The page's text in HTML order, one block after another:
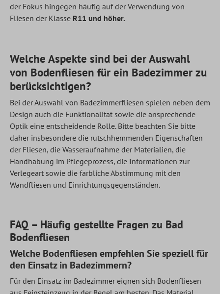
der Fokus hingegen häufig auf der Verwendung von
Fliesen der Klasse R11 und höher.
Welche Aspekte sind bei der Auswahl
von Bodenfliesen für ein Badezimmer zu
berücksichtigen?
Bei der Auswahl von Badezimmerfliesen spielen neben dem
Design auch die Funktionalität sowie die ansprechende
Optik eine entscheidende Rolle. Bitte beachten Sie bitte
daher insbesondere die rutschhemmenden Eigenschaften
der Fliesen, die Wasseraufnahme der Materialien, die
Handhabung im Pflegeprozess, die Informationen zur
Verlegeart sowie die farbliche Abstimmung mit den
Wandfliesen und Einrichtungsgegenständen.
FAQ – Häufig gestellte Fragen zu Bad
Bodenfliesen
Welche Bodenfliesen empfehlen Sie speziell für
den Einsatz in Badezimmern?
Für den Einsatz im Badezimmer eignen sich Bodenfliesen